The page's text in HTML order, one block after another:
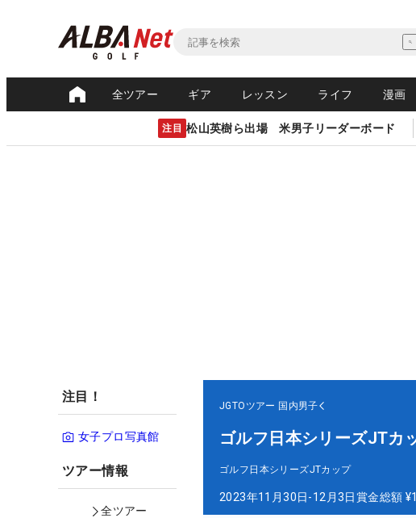
全ツアー ギア レッスン ライフ 漫画
注目 松山英樹ら出場 米男子リーダーボード
注目！
女子プロ写真館
ツアー情報
全ツアー
JGTOツアー 国内男子
ゴルフ日本シリーズJTカ
ゴルフ日本シリーズJTカップ
2023年11月30日-12月3日賞金総額